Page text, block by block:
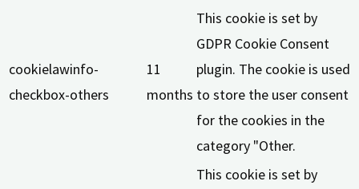
cookielawinfo-
checkbox-others
11
months
This cookie is set by
GDPR Cookie Consent
plugin. The cookie is used
to store the user consent
for the cookies in the
category "Other.
This cookie is set by